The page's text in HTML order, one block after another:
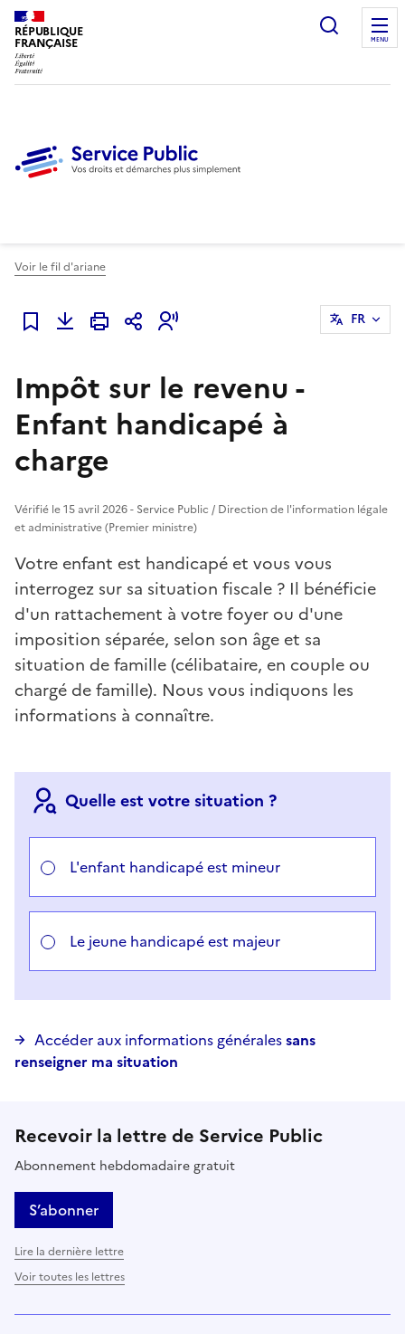
RÉPUBLIQUE
FRANÇAISE
Ouvrir
MENU
Voir le fil d'ariane
Ajouter à mes favoris
FR
Impôt sur le revenu -
Enfant handicapé à
charge
Vérifié le 15 avril 2026 - Service Public / Direction de l'information légale
et administrative (Premier ministre)
Votre enfant est handicapé et vous vous
interrogez sur sa situation fiscale ? Il bénéficie
d'un rattachement à votre foyer ou d'une
imposition séparée, selon son âge et sa
situation de famille (célibataire, en couple ou
chargé de famille). Nous vous indiquons les
informations à connaître.
Quelle est votre situation ?
L'enfant handicapé est mineur
Le jeune handicapé est majeur
Accéder aux informations généralessans
renseigner ma situation
Recevoir la lettre de Service Public
Abonnement hebdomadaire gratuit
S’abonner
Lire la dernière lettre
Voir toutes les lettres